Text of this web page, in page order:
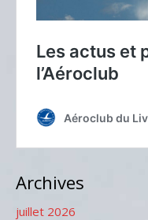
Archives
juillet 2026